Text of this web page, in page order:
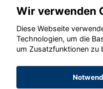
©
Wir verwenden
Diese Webseite
Technologien, um die
um Zusatzfunktionen zu